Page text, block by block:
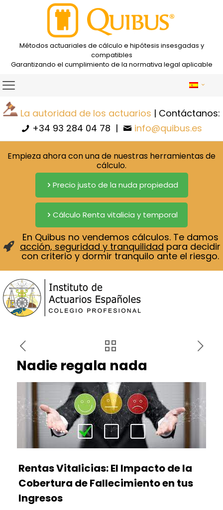
Métodos actuariales de cálculo e hipótesis insesgadas y
compatibles
Garantizando el cumplimiento de la normativa legal aplicable
La autoridad de los actuarios | Contáctanos:
+34 93 284 04 78 | info@quibus.es
En Quibus no vendemos cálculos. Te damos
acción, seguridad y tranquilidad para decidir
con criterio y dormir tranquilo ante el riesgo.
Empieza ahora con una de nuestras herramientas de
cálculo.
Precio justo de la nuda propiedad
Cálculo Renta vitalicia y temporal
Nadie regala nada
Rentas Vitalicias: El Impacto de la
Cobertura de Fallecimiento en tus
Ingresos